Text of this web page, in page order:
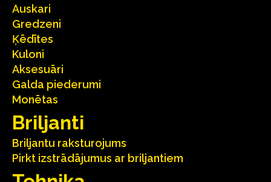
Auskari
Gredzeni
Ķēdītes
Kuloni
Aksesuāri
Galda piederumi
Monētas
Briljanti
Briljantu raksturojums
Pirkt izstrādājumus ar briljantiem